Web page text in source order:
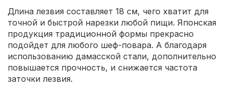
Длина лезвия составляет 18 см, чего хватит для
точной и быстрой нарезки любой пищи. Японская
продукция традиционной формы прекрасно
подойдет для любого шеф-повара. А благодаря
использованию дамасской стали, дополнительно
повышается прочность, и снижается частота
заточки лезвия.